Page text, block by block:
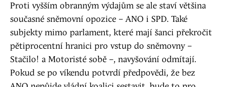
Proti vyšším obranným výdajům se ale staví většina
současné sněmovní opozice – ANO i SPD. Také
subjekty mimo parlament, které mají šanci překročit
pětiprocentní hranici pro vstup do sněmovny –
Stačilo! a Motoristé sobě –, navyšování odmítají.
Pokud se po víkendu potvrdí předpovědi, že bez